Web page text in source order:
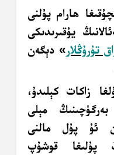
ھارام پۇلنى
يۇقىرىدىكى
تۇرۇڭلار» دېگەن
زاكات كېلىدۇ،
مېلى
ئۇ پۇل مالنى
پۇلىغا قوشۇپ